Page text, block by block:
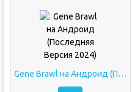
Gene Brawl на Андроид (Последняя Версия 2024)